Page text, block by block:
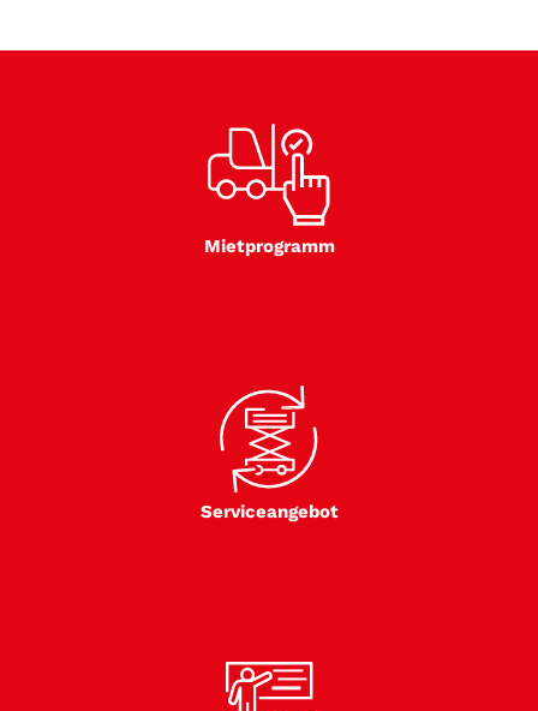
Mietprogramm
Serviceangebot